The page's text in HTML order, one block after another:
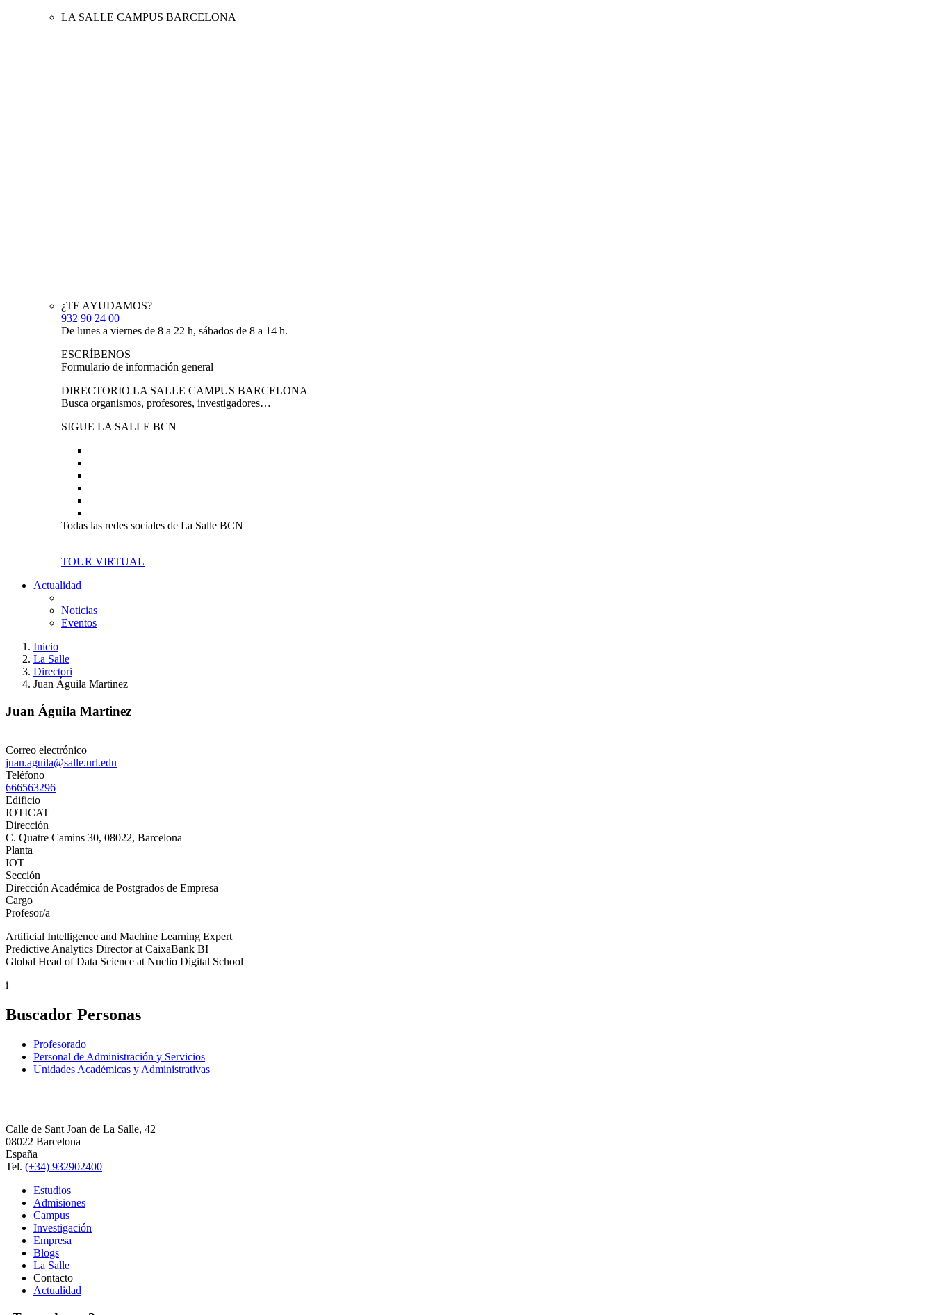
LA SALLE CAMPUS BARCELONA
¿TE AYUDAMOS?
932 90 24 00
De lunes a viernes de 8 a 22 h, sábados de 8 a 14 h.
ESCRÍBENOS
Formulario de información general
DIRECTORIO LA SALLE CAMPUS BARCELONA
Busca organismos, profesores, investigadores…
SIGUE LA SALLE BCN
Todas las redes sociales de La Salle BCN
TOUR VIRTUAL
Actualidad
Noticias
Eventos
Inicio
La Salle
Directori
Juan Águila Martinez
Juan Águila Martinez
Correo electrónico
juan.aguila@salle.url.edu
Teléfono
666563296
Edificio
IOTICAT
Dirección
C. Quatre Camins 30, 08022, Barcelona
Planta
IOT
Sección
Dirección Académica de Postgrados de Empresa
Cargo
Profesor/a
Artificial Intelligence and Machine Learning Expert
Predictive Analytics Director at CaixaBank BI
Global Head of Data Science at Nuclio Digital School
i
Buscador Personas
Profesorado
Personal de Administración y Servicios
Unidades Académicas y Administrativas
Calle de Sant Joan de La Salle, 42
08022 Barcelona
España
Tel. (+34) 932902400
Estudios
Admisiones
Campus
Investigación
Empresa
Blogs
La Salle
Contacto
Actualidad